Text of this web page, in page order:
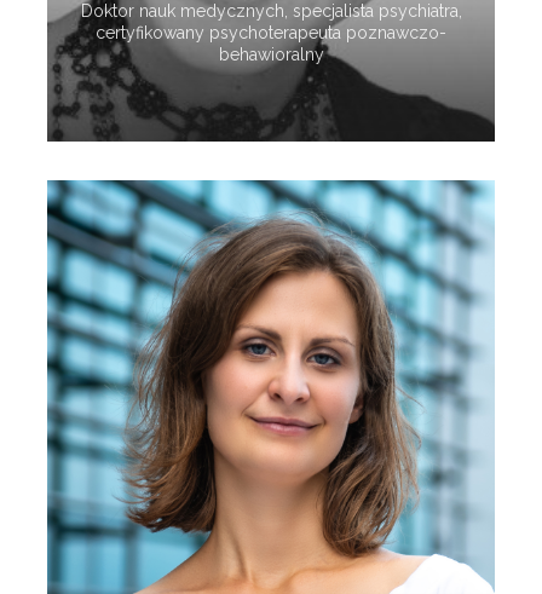
Doktor nauk medycznych, specjalista psychiatra,
certyfikowany psychoterapeuta poznawczo-
behawioralny